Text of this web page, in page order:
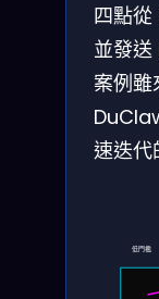
四點
並發
案例
速迭代
低門檻